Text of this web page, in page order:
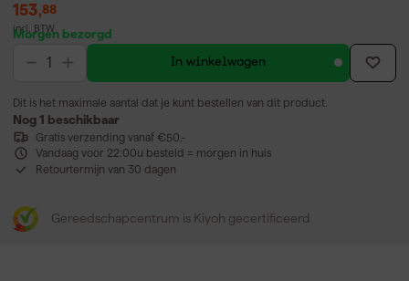
153,88
incl. BTW
Morgen bezorgd
In winkelwagen
Dit is het maximale aantal dat je kunt bestellen van dit product.
Nog 1 beschikbaar
Gratis verzending vanaf €50,-
Vandaag voor 22:00u besteld = morgen in huis
Retourtermijn van 30 dagen
Gereedschapcentrum is Kiyoh gecertificeerd